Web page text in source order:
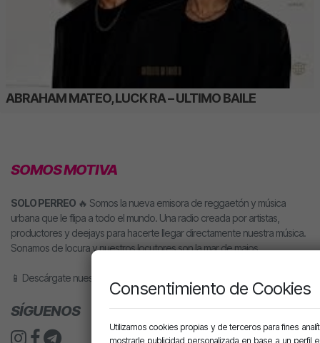
ABRAHAM MATEO, LUCK RA – ULTIMO BAILE
SOMOS MOTIVA
SOLO PERREO 🔥 Somos la nueva emisora de reggaetón y música
urbana que le flipa a todo el mundo. Una radio creada por artistas,
productores y deejays para hacerte llegar directamente nuestra música.
Sonamos de locura y nuestros locutores son la mar de majos.
📱 Descárgate nuestra app o pídele motiva a tu altavoz inteligente.
SÍGUENOS
Consentimiento de Cookies
Utilizamos cookies propias y de terceros para fines
mostrarle publicidad personalizada en base a un perfil